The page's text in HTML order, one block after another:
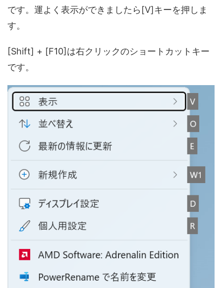
です。運よく表示ができましたら[V]キーを押しま
す。
[Shift] + [F10]は右クリックのショートカットキー
です。